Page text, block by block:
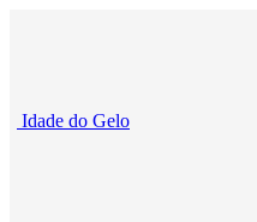
Idade do Gelo